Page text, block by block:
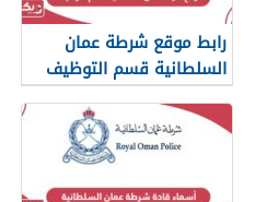
رابط موقع شرطة عمان
السلطانية قسم التوظيف